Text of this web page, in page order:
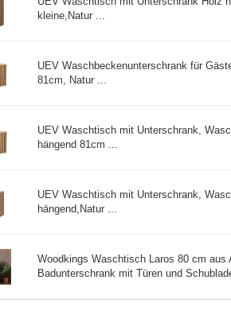
kleine,Natur ...
UEV Waschbeckenunterschrank für
81cm, Natur ...
UEV Waschtisch mit Unterschrank,
hängend 81cm ...
UEV Waschtisch mit Unterschrank,
hängend,Natur ...
Woodkings Waschtisch Laros 80 cm aus
Badunterschrank mit Türen und